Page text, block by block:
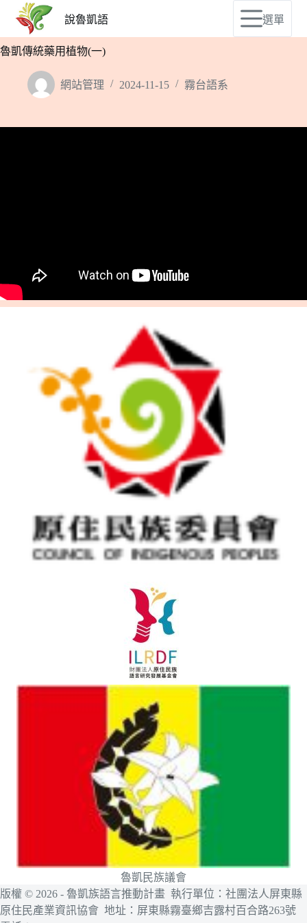
說魯凱語 選單
魯凱傳統藥用植物(一)
網站管理 2024-11-15 霧台語系
魯凱民族議會
版權 © 2026 - 魯凱族語言推動計畫 執行單位：社團法人屏東縣
原住民產業資訊協會 地址：屏東縣霧臺鄉吉露村百合路263號